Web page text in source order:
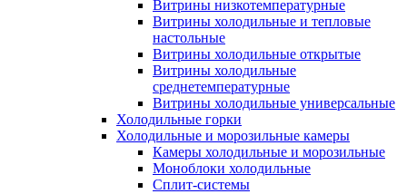
Витрины низкотемпературные
Витрины холодильные и тепловые
настольные
Витрины холодильные открытые
Витрины холодильные
среднетемпературные
Витрины холодильные универсальные
Холодильные горки
Холодильные и морозильные камеры
Камеры холодильные и морозильные
Моноблоки холодильные
Сплит-системы